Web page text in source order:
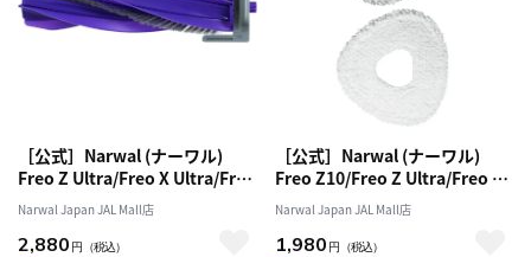
［公式］Narwal (ナーワル)
Freo Z Ultra/Freo X Ultra/Freo
X Plus ロボット掃除機用毛絡み
防止静音メインブラシ
Narwal Japan JAL Mall店
2,880 円 （税込）
［公式］Narwal (ナーワル)
Freo Z10/Freo Z Ultra/Freo X
Ultra/Freo 銀イオン抗菌モップ
(1ペア)
Narwal Japan JAL Mall店
1,980 円 （税込）